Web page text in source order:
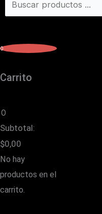
0
Carrito
0
Subtotal:
$0,00
No hay
productos en el
carrito.